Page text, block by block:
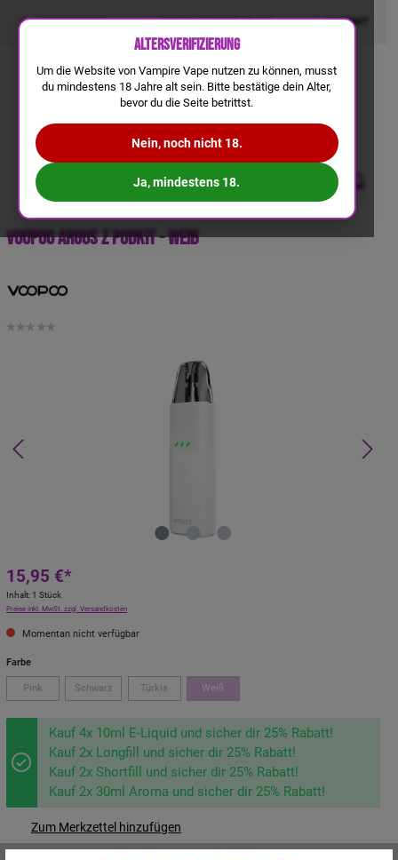
LIQUIDRECHNER GRATIS VERSAND AB 50€ KONTAKT
VooPoo Argus Z Podkit - Weiß
15,95 €*
Inhalt: 1 Stück
Preise inkl. MwSt. zzgl. Versandkosten
Momentan nicht verfügbar
Farbe
Pink Schwarz Türkis Weiß
Kauf 4x 10ml E-Liquid und sicher dir 25% Rabatt!
Kauf 2x Longfill und sicher dir 25% Rabatt!
Kauf 2x Shortfill und sicher dir 25% Rabatt!
Kauf 2x 30ml Aroma und sicher dir 25% Rabatt!
Zum Merkzettel hinzufügen
Altersverifizierung
Um die Website von Vampire Vape nutzen zu können, musst
du mindestens 18 Jahre alt sein. Bitte bestätige dein Alter,
bevor du die Seite betrittst.
Nein, noch nicht 18.
Ja, mindestens 18.